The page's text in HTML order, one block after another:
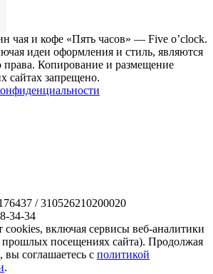
чая и кофе «Пять часов» — Five o’clock.
идеи оформления и стиль, являются
права. Копирование и размещение
сайтах запрещено.
/ 310526210200020
34-34
cookies, включая сервисы веб-аналитики
посещениях сайта). Продолжая
вы соглашаетесь с политикой
.